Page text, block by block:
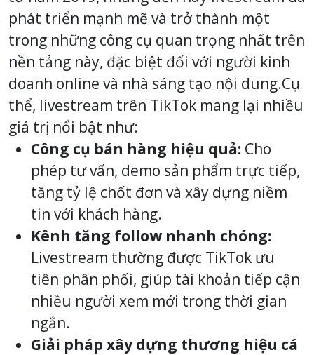
phát triển mạnh mẽ và trở thành một
trong những công cụ quan trọng nhất trên
nền tảng này, đặc biệt đối với người kinh
doanh online và nhà sáng tạo nội dung.Cụ
thể, livestream trên TikTok mang lại nhiều
giá trị nổi bật như:
Công cụ bán hàng hiệu quả: Cho
phép tư vấn, demo sản phẩm trực tiếp,
tăng tỷ lệ chốt đơn và xây dựng niềm
tin với khách hàng.
Kênh tăng follow nhanh chóng:
Livestream thường được TikTok ưu
tiên phân phối, giúp tài khoản tiếp cận
nhiều người xem mới trong thời gian
ngắn.
Giải pháp xây dựng thương hiệu cá